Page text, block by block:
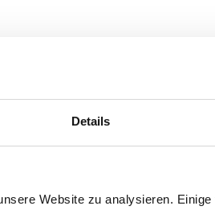
Details
Website zu analysieren.
wird es wahrscheinlich möglich
Sie dann zwar nicht an die
Sie dann in anderen
Online und andere Verlage